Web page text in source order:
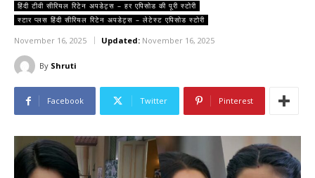
हिंदी टीवी सीरियल रिटेन अपडेट्स – हर एपिसोड की पूरी स्टोरी
स्टार प्लस हिंदी सीरियल रिटेन अपडेट्स – लेटेस्ट एपिसोड स्टोरी
November 16, 2025 Updated: November 16, 2025
By Shruti
Facebook Twitter Pinterest